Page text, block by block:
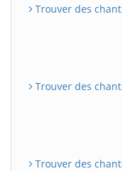
Trouver des
Trouver des
Trouver des